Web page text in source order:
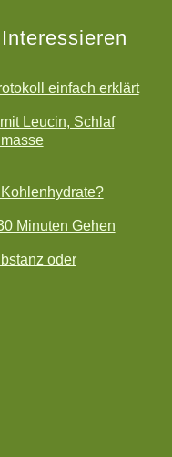
einfach erklärt
Leucin, Schlaf
Minuten Gehen
oder